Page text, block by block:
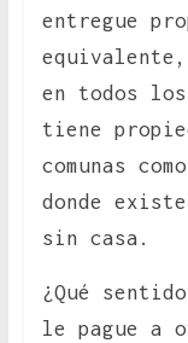
entregue
en todos
tiene
comunas
donde
sin casa.
¿Qué
le pague a